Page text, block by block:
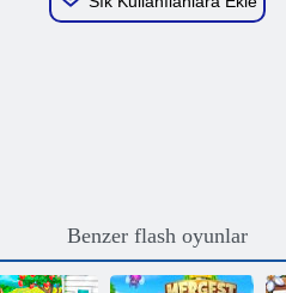
Benzer flash oyunlar